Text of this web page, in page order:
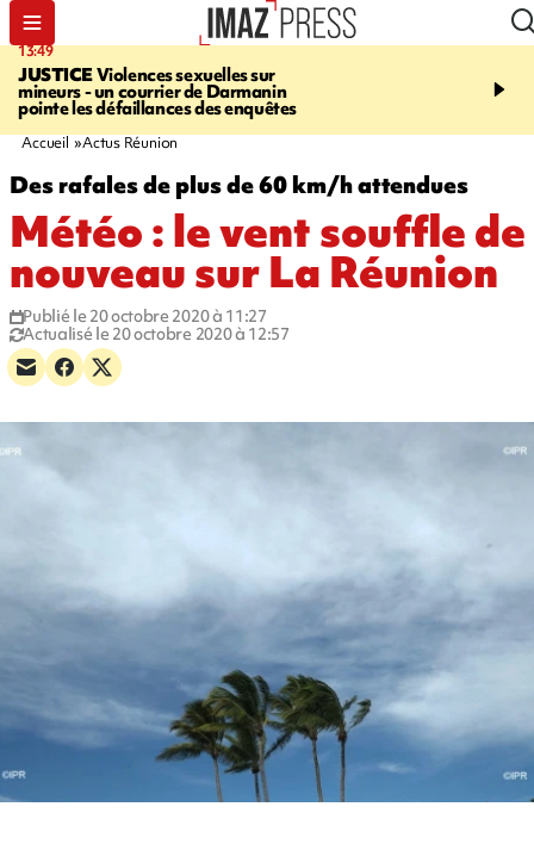
13:49
JUSTICEViolences sexuelles sur
mineurs - un courrier de Darmanin
pointe les défaillances des enquêtes
17:59
Corniche - la route du
Accueil Actus Réunion
Des rafales de plus de 60 km/h attendues
Météo : le vent souffle de
nouveau sur La Réunion
Publié le 20 octobre 2020 à 11:27
Actualisé le 20 octobre 2020 à 12:57